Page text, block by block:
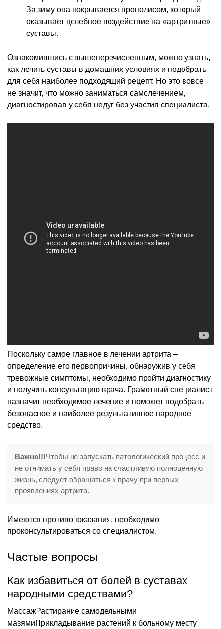
За зиму она покрывается прополисом, который
оказывает целебное воздействие на «артритные»
суставы.
Ознакомившись с вышеперечисленным, можно узнать,
как лечить суставы в домашних условиях и подобрать
для себя наиболее подходящий рецепт. Но это вовсе
не значит, что можно заниматься самолечением,
диагностировав у себя недуг без участия специалиста.
Поскольку самое главное в лечении артрита –
определение его первопричины, обнаружив у себя
тревожные симптомы, необходимо пройти диагностику
и получить консультацию врача. Грамотный специалист
назначит необходимое лечение и поможет подобрать
безопасное и наиболее результативное народное
средство.
Важно!!!Чтобы не запускать патологический процесс и
не отнимать у себя право на счастливую полноценную
жизнь, следует обращаться к врачу при первых
проявлениях артрита.
Имеются противопоказания, необходимо
проконсультироваться со специалистом.
Частые вопросы
Как избавиться от болей в суставах
народными средствами?
МассажРастирание самодельными
мазямиПрикладывание растений к больному месту